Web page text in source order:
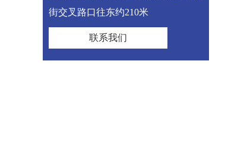
街交叉路口往东约210米
联系我们